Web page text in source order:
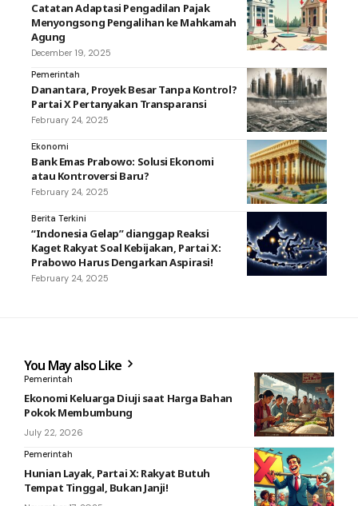
Catatan Adaptasi Pengadilan Pajak
Menyongsong Pengalihan ke Mahkamah
Agung
December 19, 2025
Pemerintah
Danantara, Proyek Besar Tanpa Kontrol?
Partai X Pertanyakan Transparansi
February 24, 2025
Ekonomi
Bank Emas Prabowo: Solusi Ekonomi
atau Kontroversi Baru?
February 24, 2025
Berita Terkini
“Indonesia Gelap” dianggap Reaksi
Kaget Rakyat Soal Kebijakan, Partai X:
Prabowo Harus Dengarkan Aspirasi!
February 24, 2025
You May also Like
Pemerintah
Ekonomi Keluarga Diuji saat Harga Bahan
Pokok Membumbung
July 22, 2026
Pemerintah
Hunian Layak, Partai X: Rakyat Butuh
Tempat Tinggal, Bukan Janji!